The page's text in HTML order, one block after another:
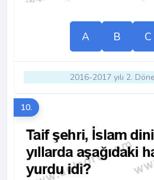
A B C
2016-2017 yılı 2.
10.